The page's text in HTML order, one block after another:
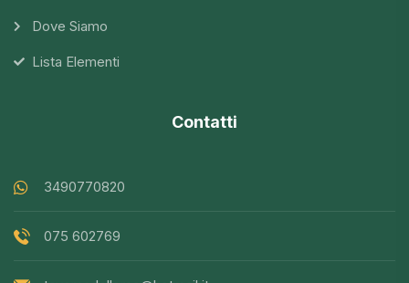
Dove Siamo
Lista Elementi
Contatti
3490770820
075 602769